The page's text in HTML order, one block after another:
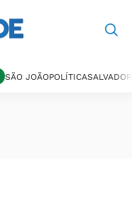
SÃO JOÃOPOLÍTICASALVADOR